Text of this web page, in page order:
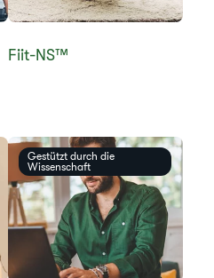
​​Fiit-NS™​
Gestützt durch die
Wissenschaft